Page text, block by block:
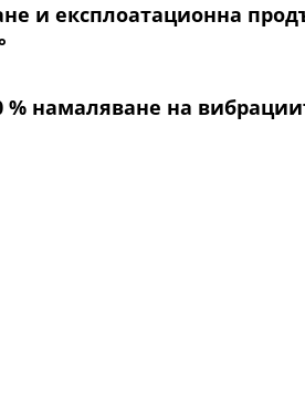
и експлоатационна
намаляване на